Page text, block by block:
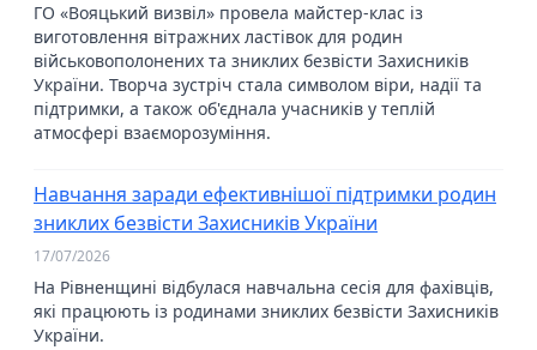
ГО «Вояцький визвіл» провела майстер-клас із
виготовлення вітражних ластівок для родин
військовополонених та зниклих безвісти Захисників
України. Творча зустріч стала символом віри, надії та
підтримки, а також об'єднала учасників у теплій
атмосфері взаєморозуміння.
Навчання заради ефективнішої підтримки родин
зниклих безвісти Захисників України
17/07/2026
На Рівненщині відбулася навчальна сесія для фахівців,
які працюють із родинами зниклих безвісти Захисників
України.